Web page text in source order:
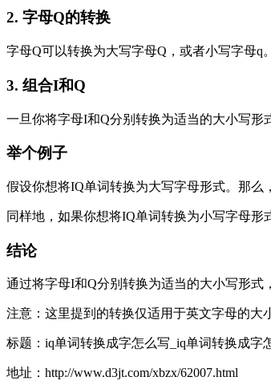
2. 字母Q的转换
字母Q可以转换为大写字母Q，或者小写字母q
3. 组合I和Q
一旦你将字母I和Q分别转换为适当的大小写形
举个例子
假设你想将IQ单词转换为大写字母形式。那么
同样地，如果你想将IQ单词转换为小写字母形
结论
通过将字母I和Q分别转换为适当的大小写形式
注意：这里提到的转换仅适用于英文字母的大
标题：iq单词转换成字怎么写_iq单词转换成字
地址：http://www.d3jt.com/xbzx/62007.html